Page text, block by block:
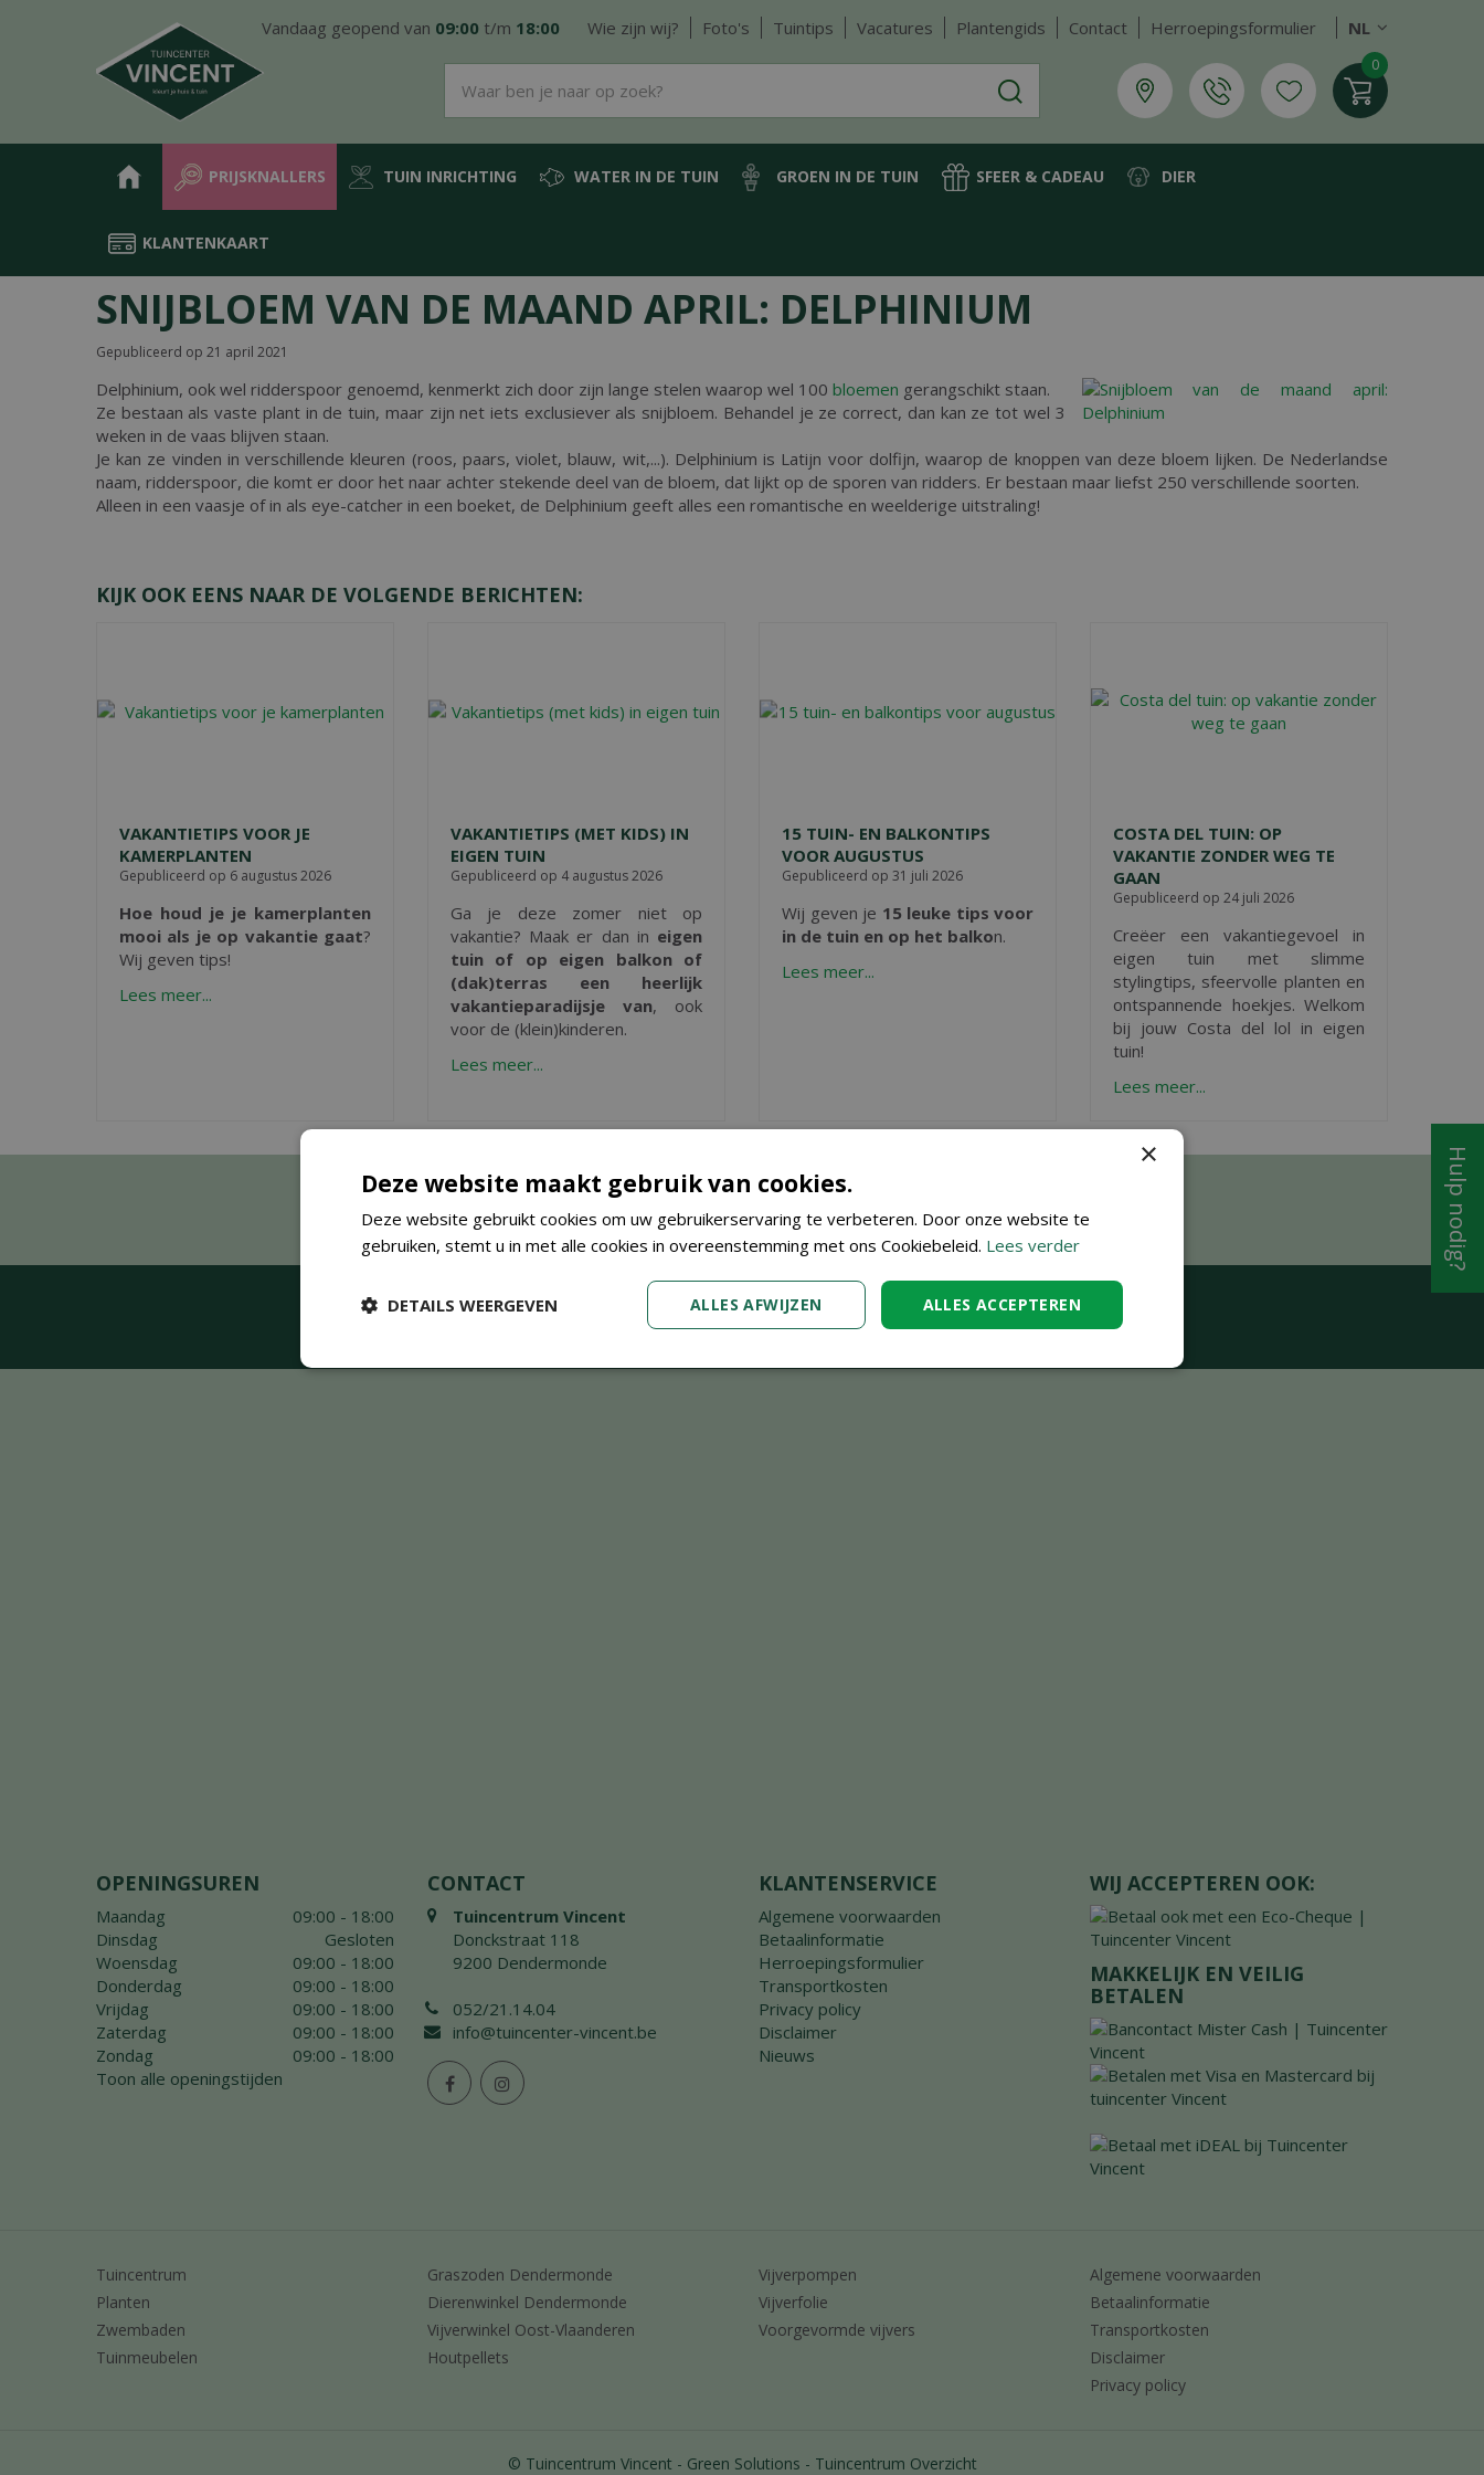
Home Nieuws Snijbloem van de maand april: Delphinium
Vandaag geopend van 09:00 t/m 18:00 Wie zijn wij? Foto's Tuintips Vacatures Plantengids Contact Herroepingsformulier NL
PRIJSKNALLERS TUIN INRICHTING WATER IN DE TUIN GROEN IN DE TUIN SFEER & CADEAU DIER
KLANTENKAART
SNIJBLOEM VAN DE MAAND APRIL: DELPHINIUM
Gepubliceerd op 21 april 2021
Delphinium, ook wel ridderspoor genoemd, kenmerkt zich door zijn lange stelen waarop wel 100 bloemen gerangschikt staan.
Ze bestaan als vaste plant in de tuin, maar zijn net iets exclusiever als snijbloem. Behandel je ze correct, dan kan ze tot wel 3
weken in de vaas blijven staan.
Je kan ze vinden in verschillende kleuren (roos, paars, violet, blauw, wit,...). Delphinium is Latijn voor dolfijn, waarop de knoppen van deze bloem lijken. De Nederlandse
naam, ridderspoor, die komt er door het naar achter stekende deel van de bloem, dat lijkt op de sporen van ridders. Er bestaan maar liefst 250 verschillende soorten.
Alleen in een vaasje of in als eye-catcher in een boeket, de Delphinium geeft alles een romantische en weelderige uitstraling!
KIJK OOK EENS NAAR DE VOLGENDE BERICHTEN:
VAKANTIETIPS VOOR JE
KAMERPLANTEN
Gepubliceerd op 6 augustus 2026
Hoe houd je je kamerplanten
mooi als je op vakantie gaat?
Wij geven tips!
Lees meer...
VAKANTIETIPS (MET KIDS) IN
EIGEN TUIN
Gepubliceerd op 4 augustus 2026
Ga je deze zomer niet op
vakantie? Maak er dan in eigen
tuin of op eigen balkon of
(dak)terras een heerlijk
vakantieparadijsje van, ook
voor de (klein)kinderen.
Lees meer...
15 TUIN- EN BALKONTIPS
VOOR AUGUSTUS
Gepubliceerd op 31 juli 2026
Wij geven je 15 leuke tips voor
in de tuin en op het balkon.
Lees meer...
COSTA DEL TUIN: OP
VAKANTIE ZONDER WEG TE
GAAN
Gepubliceerd op 24 juli 2026
Creëer een vakantiegevoel in
eigen tuin met slimme
stylingtips, sfeervolle planten en
ontspannende hoekjes. Welkom
bij jouw Costa del lol in eigen
tuin!
Lees meer...
Mis exclusieve acties niet, vraag een klantenkaartaan
OPENINGSUREN
Maandag
09:00 - 18:00
Dinsdag
Gesloten
Woensdag
09:00 - 18:00
Donderdag
09:00 - 18:00
Vrijdag
09:00 - 18:00
Zaterdag
09:00 - 18:00
Zondag
09:00 - 18:00
Toon alle openingstijden
CONTACT
Tuincentrum Vincent
Donckstraat 118
9200 Dendermonde
052/21.14.04
info@tuincenter-vincent.be
KLANTENSERVICE
Algemene voorwaarden
Betaalinformatie
Herroepingsformulier
Transportkosten
Privacy policy
Disclaimer
Nieuws
WIJ ACCEPTEREN OOK:
MAKKELIJK EN VEILIG
BETALEN
Tuincentrum
Planten
Zwembaden
Tuinmeubelen
Graszoden Dendermonde
Dierenwinkel Dendermonde
Vijverwinkel Oost-Vlaanderen
Houtpellets
Vijverpompen
Vijverfolie
Voorgevormde vijvers
Algemene voorwaarden
Betaalinformatie
Transportkosten
Disclaimer
Privacy policy
© Tuincentrum Vincent Green Solutions Tuincentrum Overzicht
Hulp nodig?
×
Deze website maakt gebruik van cookies.
Deze website gebruikt cookies om uw gebruikerservaring te verbeteren. Door onze website te
gebruiken, stemt u in met alle cookies in overeenstemming met ons Cookiebeleid. Lees verder
ALLES ACCEPTEREN
ALLES AFWIJZEN
DETAILS WEERGEVEN